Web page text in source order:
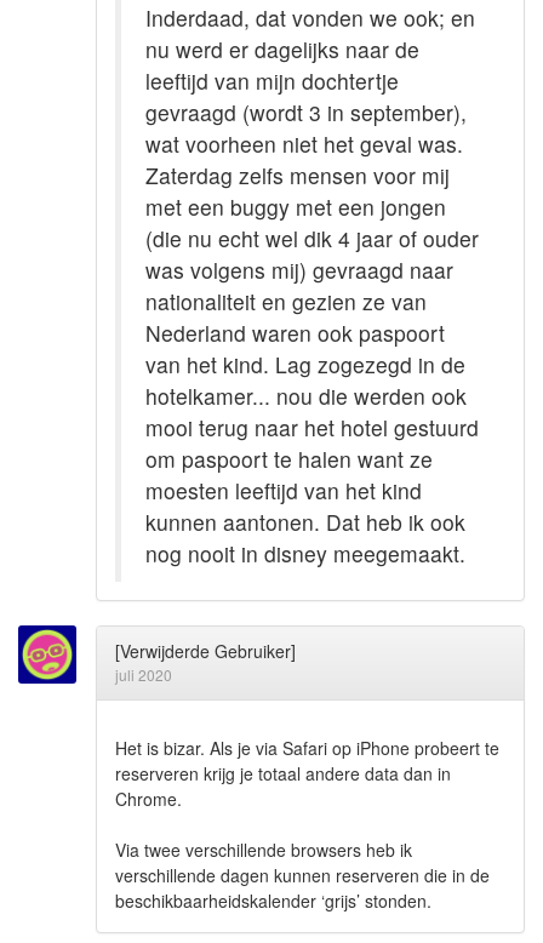
Inderdaad, dat vonden we ook; en
nu werd er dagelijks naar de
leeftijd van mijn dochtertje
gevraagd (wordt 3 in september),
wat voorheen niet het geval was.
Zaterdag zelfs mensen voor mij
met een buggy met een jongen
(die nu echt wel dik 4 jaar of ouder
was volgens mij) gevraagd naar
nationaliteit en gezien ze van
Nederland waren ook paspoort
van het kind. Lag zogezegd in de
hotelkamer... nou die werden ook
mooi terug naar het hotel gestuurd
om paspoort te halen want ze
moesten leeftijd van het kind
kunnen aantonen. Dat heb ik ook
nog nooit in disney meegemaakt.
[Verwijderde Gebruiker]
juli 2020
Het is bizar. Als je via Safari op iPhone probeert te
reserveren krijg je totaal andere data dan in
Chrome.
Via twee verschillende browsers heb ik
verschillende dagen kunnen reserveren die in de
beschikbaarheidskalender ‘grijs’ stonden.